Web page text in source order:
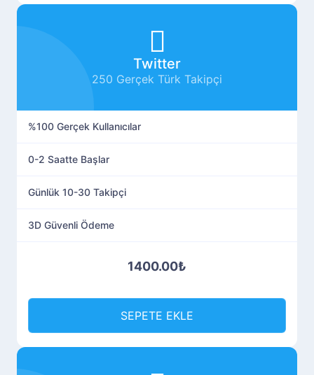
Twitter
250 Gerçek Türk Takipçi
%100 Gerçek Kullanıcılar
0-2 Saatte Başlar
Günlük 10-30 Takipçi
3D Güvenli Ödeme
1400.00₺
SEPETE EKLE